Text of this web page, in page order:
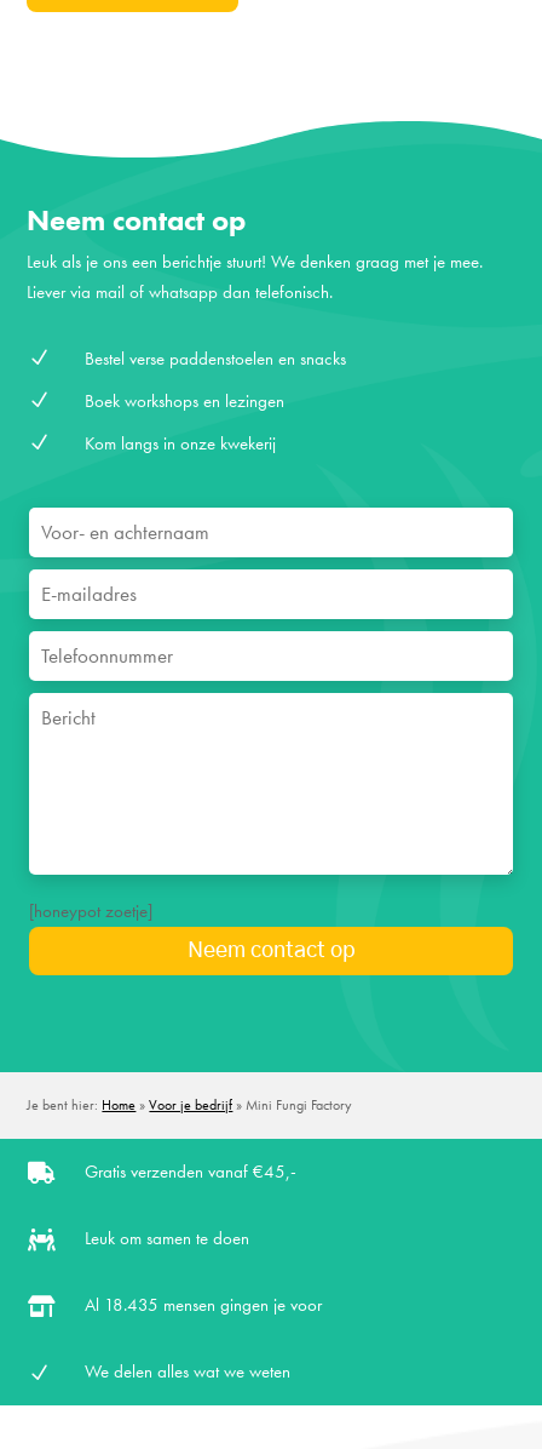
Neem contact op
Leuk als je ons een berichtje stuurt! We denken graag met je mee.
Liever via mail of whatsapp dan telefonisch.
N Bestel verse paddenstoelen en snacks
N Boek workshops en lezingen
N Kom langs in onze kwekerij
[honeypot zoetje]
Je bent hier: Home»Voor je bedrijf»Mini Fungi Factory
 Gratis verzenden vanaf €45,-
 Leuk om samen te doen
 Al 18.435 mensen gingen je voor
N We delen alles wat we weten